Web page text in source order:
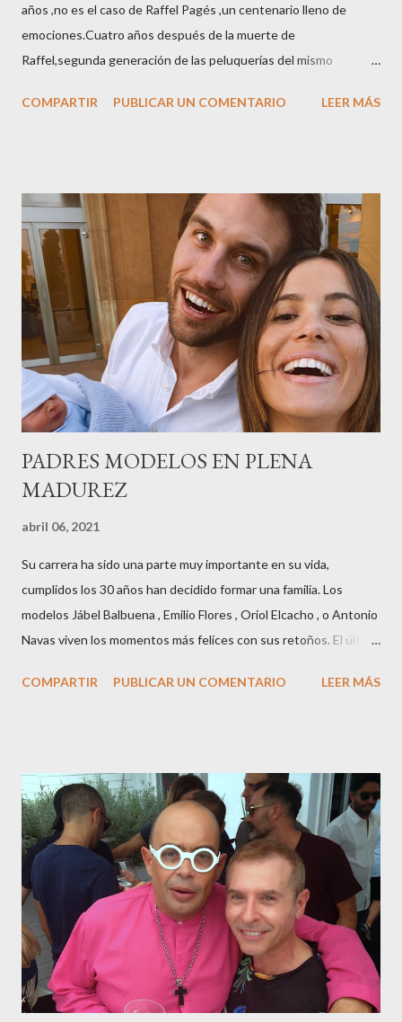
años ,no es el caso de Raffel Pagés ,un centenario lleno de
emociones.Cuatro años después de la muerte de
Raffel,segunda generación de las peluquerías del mismo
sector en una cena de reconocimiento.Sus hijas Carolina (CEO
peluquería del grupo.Justo hace unos días Carol Pagés nos
contaba detalles del homenaje en Actualida Rosa en RCE
radio,en el programa que presento todos los jueves de 17 a 18
horas . Carolina y Quionia Pagés Carolina Pagés La cita ,en el
Museu Marítim de BCN ,en las Drassanes reunió a figuras
destacadas del sector,así como clientes, autoridades y medios
de comunicación, en una velada inolvidable bajo el lema “Cien
años peinando almas, creando belleza,i...
COMPARTIR PUBLICAR UN COMENTARIO LEER MÁS
PADRES MODELOS EN PLENA
MADUREZ
abril 06, 2021
Su carrera ha sido una parte muy importante en su vida,
cumplidos los 30 años han decidido formar una familia. Los
modelos Jábel Balbuena , Emilio Flores , Oriol Elcacho , o Antonio
Navas viven los momentos más felices con sus retoños. El último
M ateo nació en Barcelona hace poco más de una semana. El top
haciéndole padre de un precioso niño. Marta ha sido toda una
campeona, durante los primeros 3 meses de embarazo tuvo que
guardar reposo debido a un síndrome llamado
“hiperemesisgravídica”.Pasados los meses fatídicos de
gestación Marta tiró adelante con el embarazo, ahora es una
mamá feliz. Otro de los modelos que ha sido padre este año ha
sido el madrileño, Emilio Flores , el top que desfiló en las mejores
pasarelas ...
COMPARTIR PUBLICAR UN COMENTARIO LEER MÁS